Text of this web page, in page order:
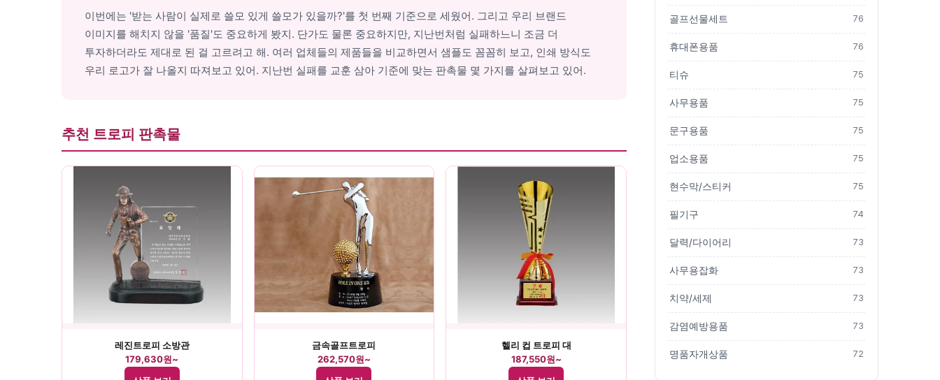
이번에는 '받는 사람이 실제로 쓸모 있게 쓸모가 있을까?'를 첫 번째 기준으로 세웠어. 그리고 우리 브랜드
이미지를 해치지 않을 '품질'도 중요하게 봤지. 단가도 물론 중요하지만, 지난번처럼 실패하느니 조금 더
투자하더라도 제대로 된 걸 고르려고 해. 여러 업체들의 제품들을 비교하면서 샘플도 꼼꼼히 보고, 인쇄 방식도
우리 로고가 잘 나올지 따져보고 있어. 지난번 실패를 교훈 삼아 기준에 맞는 판촉물 몇 가지를 살펴보고 있어.
추천 트로피 판촉물
레진트로피 소방관
179,630원~
금속골프트로피
262,570원~
헬리 컵 트로피 대
187,550원~
골프선물세트 76
휴대폰용품 76
티슈 75
사무용품 75
문구용품 75
업소용품 75
현수막/스티커 75
필기구 74
달력/다이어리 73
사무용잡화 73
치약/세제 73
감염예방용품 73
명품자개상품 72